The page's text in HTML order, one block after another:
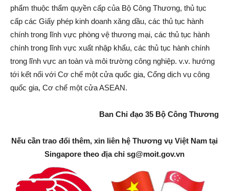
phẩm thuộc thẩm quyền cấp của Bộ Công Thương, thủ tục
cấp các Giấy phép kinh doanh xăng dầu, các thủ tục hành
chính trong lĩnh vực phòng vệ thương mại, các thủ tục hành
chính trong lĩnh vực xuất nhập khẩu, các thủ tục hành chính
trong lĩnh vực an toàn và môi trường công nghiệp. v.v. hướng
tới kết nối với Cơ chế một cửa quốc gia, Cổng dịch vụ công
quốc gia, Cơ chế một cửa ASEAN.
Ban Chỉ đạo 35 Bộ Công Thương
Nếu cần trao đổi thêm, xin liên hệ Thương vụ Việt Nam tại
Singapore theo địa chỉ sg@moit.gov.vn